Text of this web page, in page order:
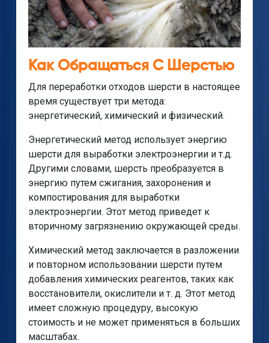
Как Обращаться С Шерстью
Для переработки отходов шерсти в настоящее
время существует три метода:
энергетический, химический и физический.
Энергетический метод использует энергию
шерсти для выработки электроэнергии и т.д.
Другими словами, шерсть преобразуется в
энергию путем сжигания, захоронения и
компостирования для выработки
электроэнергии. Этот метод приведет к
вторичному загрязнению окружающей среды.
Химический метод заключается в разложении
и повторном использовании шерсти путем
добавления химических реагентов, таких как
восстановители, окислители и т. д. Этот метод
имеет сложную процедуру, высокую
стоимость и не может применяться в больших
масштабах.